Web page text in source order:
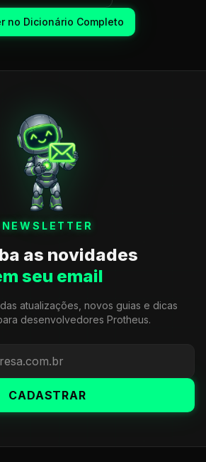
no Dicionário Completo
NEWSLETTER
as novidades
seu email
atualizações, novos guias e dicas
desenvolvedores Protheus.
CADASTRAR